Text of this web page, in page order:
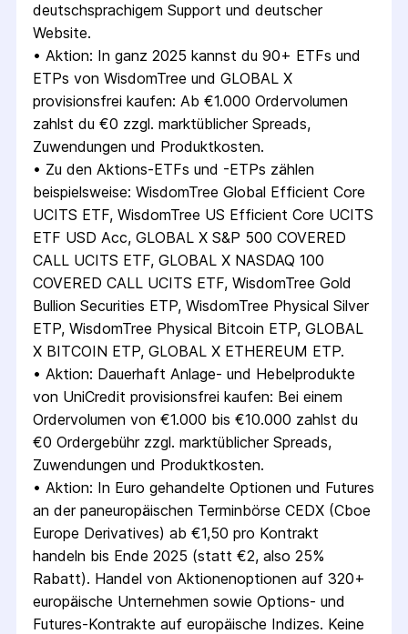
deutschsprachigem Support und deutscher
Website.
• Aktion: In ganz 2025 kannst du 90+ ETFs und
ETPs von WisdomTree und GLOBAL X
provisionsfrei kaufen: Ab €1.000 Ordervolumen
zahlst du €0 zzgl. marktüblicher Spreads,
Zuwendungen und Produktkosten.
• Zu den Aktions-ETFs und -ETPs zählen
beispielsweise: WisdomTree Global Efficient Core
UCITS ETF, WisdomTree US Efficient Core UCITS
ETF USD Acc, GLOBAL X S&P 500 COVERED
CALL UCITS ETF, GLOBAL X NASDAQ 100
COVERED CALL UCITS ETF, WisdomTree Gold
Bullion Securities ETP, WisdomTree Physical Silver
ETP, WisdomTree Physical Bitcoin ETP, GLOBAL
X BITCOIN ETP, GLOBAL X ETHEREUM ETP.
• Aktion: Dauerhaft Anlage- und Hebelprodukte
von UniCredit provisionsfrei kaufen: Bei einem
Ordervolumen von €1.000 bis €10.000 zahlst du
€0 Ordergebühr zzgl. marktüblicher Spreads,
Zuwendungen und Produktkosten.
• Aktion: In Euro gehandelte Optionen und Futures
an der paneuropäischen Terminbörse CEDX (Cboe
Europe Derivatives) ab €1,50 pro Kontrakt
handeln bis Ende 2025 (statt €2, also 25%
Rabatt). Handel von Aktionenoptionen auf 320+
europäische Unternehmen sowie Options- und
Futures-Kontrakte auf europäische Indizes. Keine